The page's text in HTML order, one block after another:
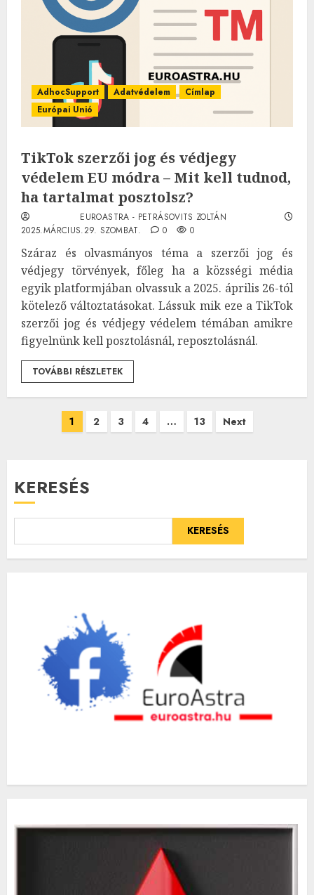
AdhocSupport Adatvédelem
Címlap
Európai Unió
TikTok szerzői jog és védjegy
védelem EU módra – Mit kell tudnod,
ha tartalmat posztolsz?
EUROASTRA - PETRÁSOVITS ZOLTÁN
2025.MÁRCIUS.29. SZOMBAT.
0 0
Száraz és olvasmányos téma a szerzői jog és
védjegy törvények, főleg ha a közsségi média
egyik platformjában olvassuk a 2025. április 26-tól
kötelező változtatásokat. Lássuk mik eze a TikTok
szerzői jog és védjegy védelem témában amikre
figyelnünk kell posztolásnál, reposztolásnál.
TOVÁBBI RÉSZLETEK
Bejegyzések
1 2 3 4 … 13 Next
KERESÉS
KERESÉS